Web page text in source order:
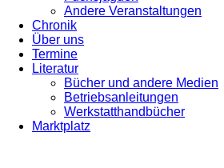
Andere Veranstaltungen
Chronik
Über uns
Termine
Literatur
Bücher und andere Medien
Betriebsanleitungen
Werkstatthandbücher
Marktplatz